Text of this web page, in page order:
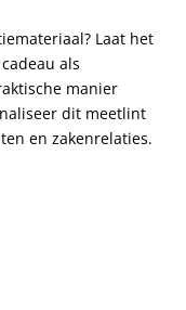
Laat het
als
manier
dit meetlint
en zakenrelaties.